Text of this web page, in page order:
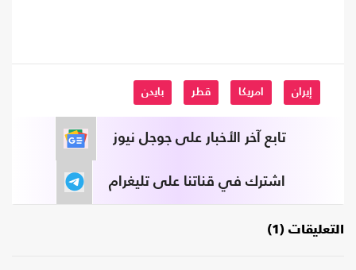
إيران امريكا قطر بايدن
تابع آخر الأخبار على جوجل نيوز
اشترك في قناتنا على تليغرام
التعليقات (1)